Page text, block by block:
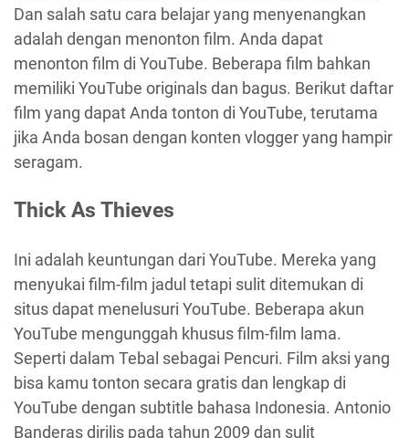
Dan salah satu cara belajar yang menyenangkan
adalah dengan menonton film. Anda dapat
menonton film di YouTube. Beberapa film bahkan
memiliki YouTube originals dan bagus. Berikut daftar
film yang dapat Anda tonton di YouTube, terutama
jika Anda bosan dengan konten vlogger yang hampir
seragam.
Thick As Thieves
Ini adalah keuntungan dari YouTube. Mereka yang
menyukai film-film jadul tetapi sulit ditemukan di
situs dapat menelusuri YouTube. Beberapa akun
YouTube mengunggah khusus film-film lama.
Seperti dalam Tebal sebagai Pencuri. Film aksi yang
bisa kamu tonton secara gratis dan lengkap di
YouTube dengan subtitle bahasa Indonesia. Antonio
Banderas dirilis pada tahun 2009 dan sulit